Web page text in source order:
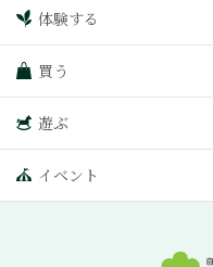
体験する
買う
遊ぶ
イベント